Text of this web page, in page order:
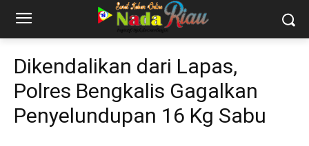
Dikendalikan dari Lapas,
Polres Bengkalis Gagalkan
Penyelundupan 16 Kg Sabu